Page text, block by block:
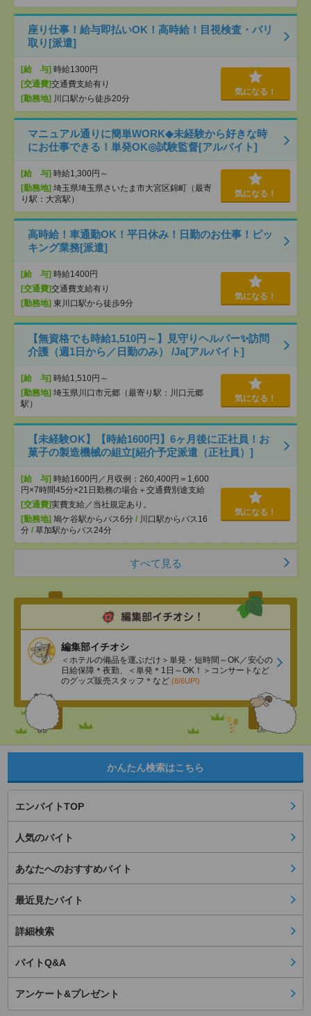
座り仕事！給与即払いOK！高時給！目視検査・バリ
取り[派遣]
[給 与] 時給1300円
[交通費]交通費支給有り
[勤務地] 川口駅から徒歩20分
気になる！
マニュアル通りに簡単WORK◆未経験から好きな時
にお仕事できる！単発OK◎試験監督[アルバイト]
[給 与] 時給1,300円～
[勤務地] 埼玉県埼玉県さいたま市大宮区錦町（最寄
り駅：大宮駅）
気になる！
高時給！車通勤OK！平日休み！日勤のお仕事！ピッ
キング業務[派遣]
[給 与] 時給1400円
[交通費]交通費支給有り
[勤務地] 東川口駅から徒歩9分
気になる！
【無資格でも時給1,510円～】見守りヘルパー✨訪問
介護（週1日から／日勤のみ） /Ja[アルバイト]
[給 与] 時給1,510円～
[勤務地] 埼玉県川口市元郷（最寄り駅：川口元郷
駅）
気になる！
【未経験OK】【時給1600円】6ヶ月後に正社員！お
菓子の製造機械の組立[紹介予定派遣（正社員）]
[給 与] 時給1600円／月収例：260,400円＝1,600
円×7時間45分×21日勤務の場合＋交通費別途支給
[交通費]実費支給／当社規定あり。
[勤務地] 鳩ケ谷駅からバス6分 / 川口駅からバス16
分 / 草加駅からバス24分
気になる！
すべて見る
編集部イチオシ
＜ホテルの備品を運ぶだけ＞単発・短時間～OK／安心の
日給保障＊夜勤、＜単発＊1日～OK！＞コンサートなど
のグッズ販売スタッフ＊など (8/6UP!)
かんたん検索はこちら
エンバイトTOP
人気のバイト
あなたへのおすすめバイト
最近見たバイト
詳細検索
バイトQ&A
アンケート&プレゼント